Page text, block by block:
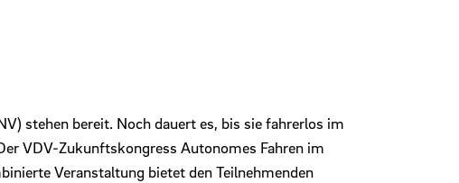
stehen bereit. Noch dauert es, bis sie fahrerlos im
VDV-Zukunftskongress Autonomes Fahren im
Veranstaltung bietet den Teilnehmenden